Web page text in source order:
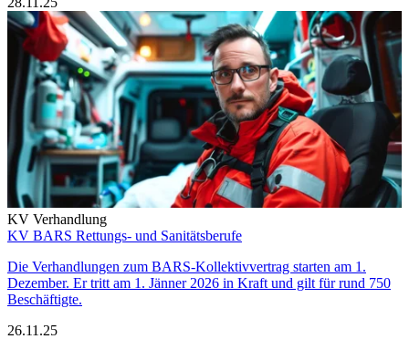
KV Verhandlung
KV BARS Rettungs- und Sanitätsberufe
Die Verhandlungen zum BARS-Kollektivvertrag starten am 1.
Dezember. Er tritt am 1. Jänner 2026 in Kraft und gilt für rund 750
Beschäftigte.
26.11.25